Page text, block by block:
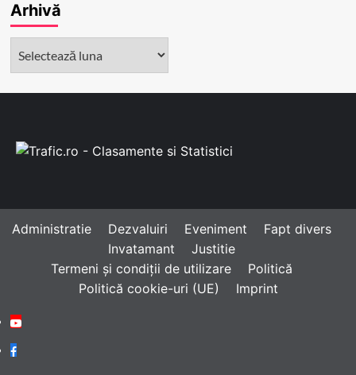
Arhivă
Administratie Dezvaluiri Eveniment
Fapt divers
Invatamant
Justitie
Termeni și condiții de utilizare
Politică
Politică cookie-uri (UE)
Imprint
Youtube
Facebook